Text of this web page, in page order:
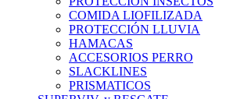
COMIDA LIOFILIZADA
PROTECCIÓN LLUVIA
HAMACAS
ACCESORIOS PERRO
SLACKLINES
PRISMATICOS